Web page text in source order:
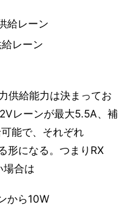
給レーン
レーン
供給能力は決まってお
レーンが最大5.5A、補
能で、それぞれ
形になる。つまりRX
場合は
から10W